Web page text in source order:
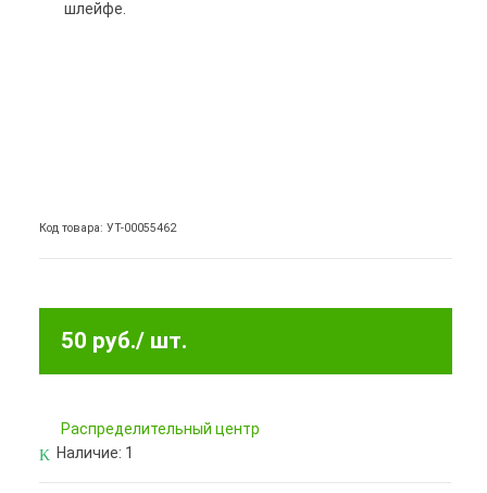
Код товара: УТ-00055462
50 руб./ шт.
Pаспределительный центр
Наличие: 1